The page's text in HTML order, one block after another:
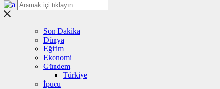
Son Dakika
Dünya
Eğitim
Ekonomi
Gündem
Türkiye
İpucu